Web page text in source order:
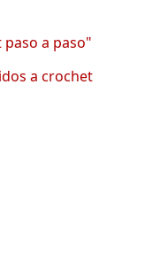
paso a paso"
a crochet